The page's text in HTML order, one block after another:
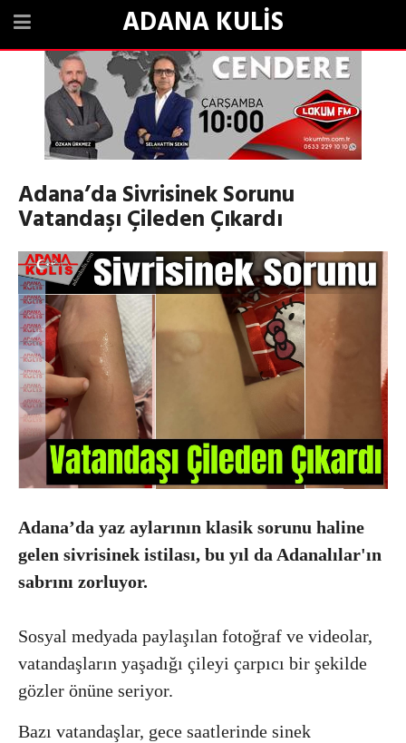
ADANA KULİS
Adana’da Sivrisinek Sorunu
Vatandaşı Çileden Çıkardı
Adana’da yaz aylarının klasik sorunu haline
gelen sivrisinek istilası, bu yıl da Adanalılar'ın
sabrını zorluyor.
Sosyal medyada paylaşılan fotoğraf ve videolar,
vatandaşların yaşadığı çileyi çarpıcı bir şekilde
gözler önüne seriyor.
Bazı vatandaşlar, gece saatlerinde sinek